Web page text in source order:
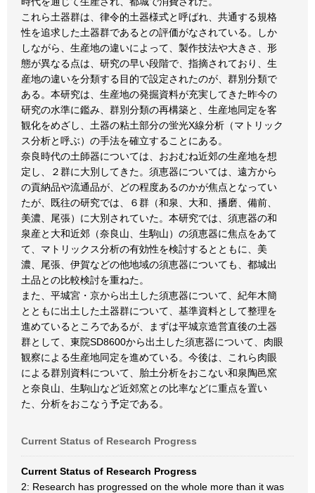
これら土器群は、律令的土器様式と呼ばれ、共通する規格
性を追求した土器群であるとの評価がなされている。しか
しながら、生産地の違いによって、製作技法や大きさ、形
態が異なる点は、研究の早い段階で、指摘されており、生
産地の違いを分類する目的で設定されたのが、群別分類で
ある。本研究は、生産地の発掘資料が充実してきた昨今の
研究の水準に鑑み、群別分類の再構築と、生産地同定を客
観化をめざし、土器の粘土部分の蛍光X線分析（マトリック
ス分析と呼ぶ）の手法を確立することにある。
奈良時代の土師器については、おおむね近郊の生産地を想
定し、２群に大別してきた。須恵器については、遠方から
の貢納品や流通品が、どの程度あるのかが焦点となってい
たが、既往の研究では、６群（和泉、大和、播磨、備前、
美濃、尾張）に大別されていた。本研究では、須恵器の和
泉産と大和近郊（奈良山、生駒山）の須恵器に焦点をあて
て、マトリックス分析の有効性を検討するとともに、美
濃、尾張、伊賀などの他地域の須恵器についても、都城出
土品との比較検討を重ねた。
また、平城宮・京から出土した須恵器について、紀年木簡
とともに出土した土器群について、基準資料として整理を
進めているところであるが、まずは平城京造営直後の土器
群として、東院SD8600から出土した須恵器について、肉眼
観察による生産地同定を進めている。今後は、これら肉眼
による群別資料について、胎土分析をおこない和泉陶邑窯
と奈良山、生駒山など近郊窯との比率などに重点を置い
た、分析をおこなう予定である。
Current Status of Research Progress
Current Status of Research Progress
2: Research has progressed on the whole more than it was